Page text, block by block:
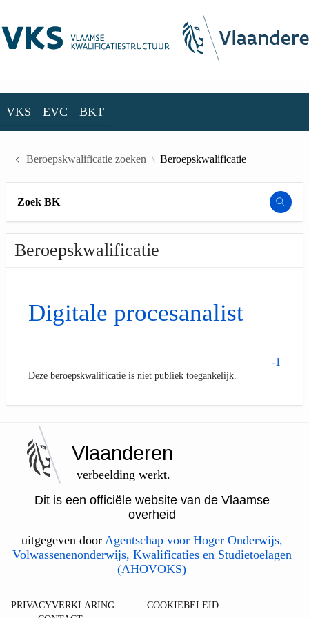
VKS EVC BKT
Beroepskwalificatie zoeken Beroepskwalificatie
Zoek BK
Beroepskwalificatie
Digitale procesanalist
-1
Deze beroepskwalificatie is niet publiek toegankelijk.
Vlaanderen
verbeelding werkt.
Dit is een officiële website van de Vlaamse
overheid
uitgegeven door Agentschap voor Hoger Onderwijs,
Volwassenenonderwijs, Kwalificaties en Studietoelagen
(AHOVOKS)
PRIVACYVERKLARING
COOKIEBELEID